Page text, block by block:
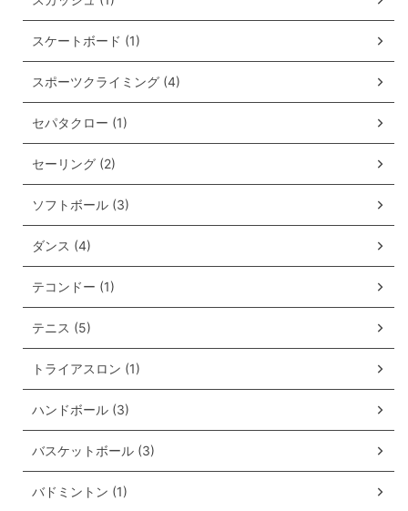
スケートボード (1)
スポーツクライミング (4)
セパタクロー (1)
セーリング (2)
ソフトボール (3)
ダンス (4)
テコンドー (1)
テニス (5)
トライアスロン (1)
ハンドボール (3)
バスケットボール (3)
バドミントン (1)